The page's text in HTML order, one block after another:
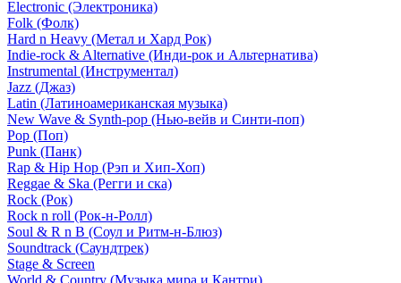
Electronic (Электроника)
Folk (Фолк)
Hard n Heavy (Метал и Хард Рок)
Indie-rock & Alternative (Инди-рок и Альтернатива)
Instrumental (Инструментал)
Jazz (Джаз)
Latin (Латиноамериканская музыка)
New Wave & Synth-pop (Нью-вейв и Синти-поп)
Pop (Поп)
Punk (Панк)
Rap & Hip Hop (Рэп и Хип-Хоп)
Reggae & Ska (Регги и ска)
Rock (Рок)
Rock n roll (Рок-н-Ролл)
Soul & R n B (Соул и Ритм-н-Блюз)
Soundtrack (Саундтрек)
Stage & Screen
World & Country (Музыка мира и Кантри)